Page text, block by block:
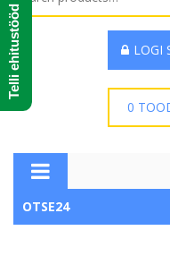
for:
LOGI
0
OTSE24
Telli ehitustööd